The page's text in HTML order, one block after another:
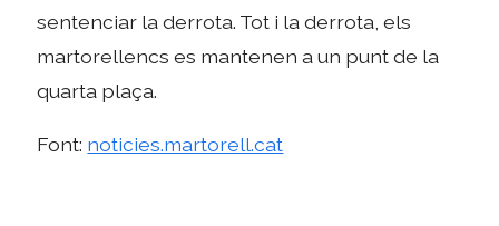
sentenciar la derrota. Tot i la derrota, els
martorellencs es mantenen a un punt de la
quarta plaça.
Font: noticies.martorell.cat